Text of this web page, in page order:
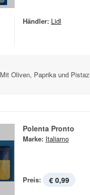
Händler: Lidl
Mit Oliven, Paprika und
Polenta Pronto
Marke: Italiamo
Preis: € 0,99